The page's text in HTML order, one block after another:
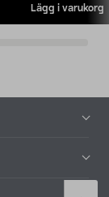
Lägg i varukorg